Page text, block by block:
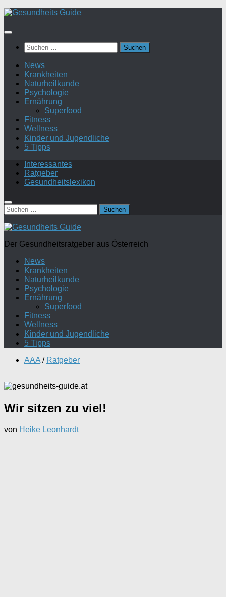
Suchen
nach:
News
Krankheiten
Naturheilkunde
Psychologie
Ernährung
Superfood
Fitness
Wellness
Kinder und Jugendliche
5 Tipps
Interessantes
Ratgeber
Gesundheitslexikon
Suchen
nach:
Der Gesundheitsratgeber aus Österreich
News
Krankheiten
Naturheilkunde
Psychologie
Ernährung
Superfood
Fitness
Wellness
Kinder und Jugendliche
5 Tipps
AAA / Ratgeber
Wir sitzen zu viel!
von Heike Leonhardt